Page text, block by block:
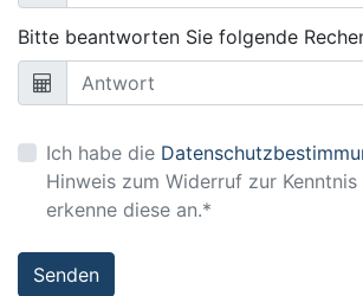
Bitte beantworten Sie folgende
Ich habe die
Hinweis zum Widerruf zur
erkenne diese an.*
Senden